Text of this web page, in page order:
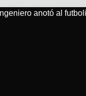
anotó al